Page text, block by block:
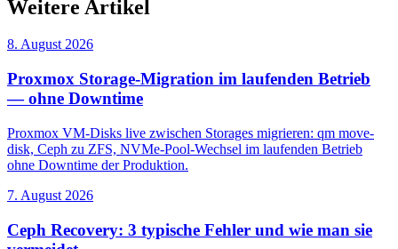
Weitere Artikel
8. August 2026
Proxmox Storage-Migration im laufenden Betrieb
— ohne Downtime
Proxmox VM-Disks live zwischen Storages migrieren: qm move-
disk, Ceph zu ZFS, NVMe-Pool-Wechsel im laufenden Betrieb
ohne Downtime der Produktion.
7. August 2026
Ceph Recovery: 3 typische Fehler und wie man sie